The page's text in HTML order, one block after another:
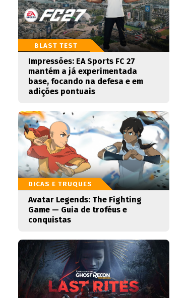
BLAST TEST
Impressões: EA Sports FC 27
mantém a já experimentada
base, focando na defesa e em
adições pontuais
DICAS E TRUQUES
Avatar Legends: The Fighting
Game — Guia de troféus e
conquistas